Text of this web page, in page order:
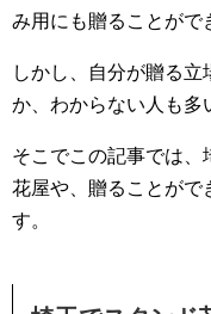
み用にも贈ることがで
しかし、自分が贈る
か、わからない人も多
そこでこの記事では、
花屋や、贈ることがで
す。